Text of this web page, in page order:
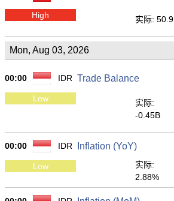
High 实际: 50.9
Mon, Aug 03, 2026
00:00 IDR Trade Balance
Low
实际:
-0.45B
00:00 IDR Inflation (YoY)
Low
实际:
2.88%